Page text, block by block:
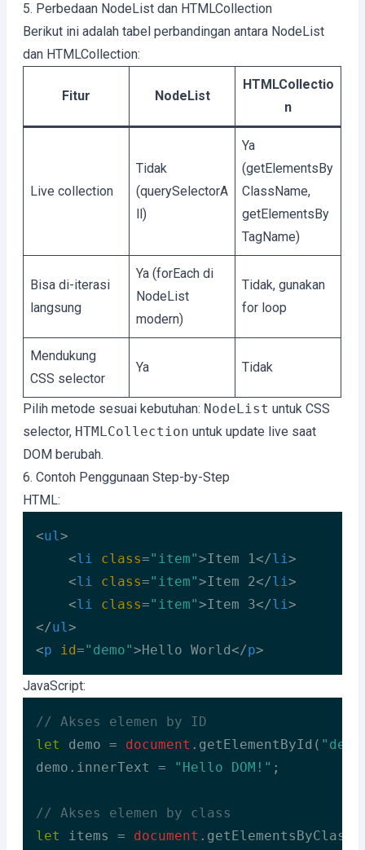
5. Perbedaan NodeList dan HTMLCollection
Berikut ini adalah tabel perbandingan antara NodeList
dan HTMLCollection:
Fitur NodeList
HTMLCollectio
n
Live collection
Tidak
(querySelectorA
ll)
Ya
(getElementsBy
ClassName,
getElementsBy
TagName)
Bisa di-iterasi
langsung
Ya (forEach di
NodeList
modern)
Tidak, gunakan
for loop
Mendukung
CSS selector
Ya Tidak
Pilih metode sesuai kebutuhan: NodeList untuk CSS
selector, HTMLCollection untuk update live saat
DOM berubah.
6. Contoh Penggunaan Step-by-Step
HTML:
<ul>
<li class="item">Item 1</li>
<li class="item">Item 2</li>
<li class="item">Item 3</li>
</ul>
<p id="demo">Hello World</p>
Code language:
JavaScript:
// Akses elemen by ID
let
demo = document .getElementById(
demo.innerText =
"Hello DOM!" ;
// Akses elemen by class
let
items = document